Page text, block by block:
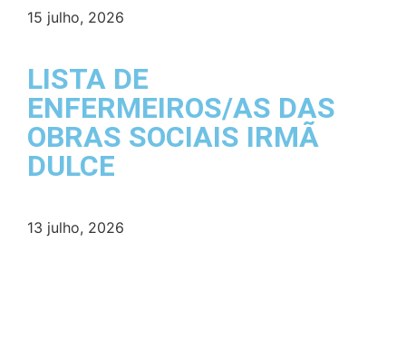
15 julho, 2026
LISTA DE
ENFERMEIROS/AS DAS
OBRAS SOCIAIS IRMÃ
DULCE
13 julho, 2026